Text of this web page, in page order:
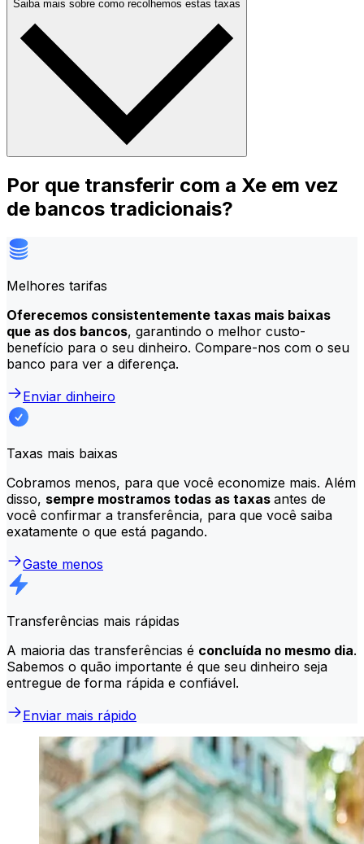
Saiba mais sobre como recolhemos estas taxas
Por que transferir com a Xe em vez
de bancos tradicionais?
Melhores tarifas
Oferecemos consistentemente taxas mais baixas
que as dos bancos, garantindo o melhor custo-
benefício para o seu dinheiro. Compare-nos com o seu
banco para ver a diferença.
Enviar dinheiro
Taxas mais baixas
Cobramos menos, para que você economize mais. Além
disso, sempre mostramos todas as taxas antes de
você confirmar a transferência, para que você saiba
exatamente o que está pagando.
Gaste menos
Transferências mais rápidas
A maioria das transferências é concluída no mesmo dia.
Sabemos o quão importante é que seu dinheiro seja
entregue de forma rápida e confiável.
Enviar mais rápido